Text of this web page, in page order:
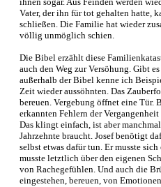
Vater, der ihn für tot gehalten hatte,
schließen. Die Familie hat wieder
völlig unmöglich schien.
Die Bibel erzählt diese
auch den Weg zur Versöhung. Gibt
außerhalb der Bibel kenne ich
Zeit wieder aussöhnten. Das
bereuen. Vergebung öffnet eine Tür.
erkannten Fehlern der
Das klingt einfach, ist aber
Jahrzehnte braucht. Josef benötigt
selbst etwas dafür tun. Er musste
musste letztlich über den eigenen
von Rachegefühlen. Und auch die
eingestehen, bereuen, von